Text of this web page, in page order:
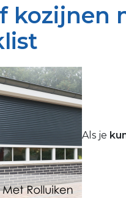
kozijnen
Als je